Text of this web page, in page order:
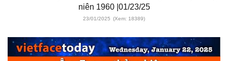
niên 1960 |01/23/25
23/01/2025 (Xem: 18389)